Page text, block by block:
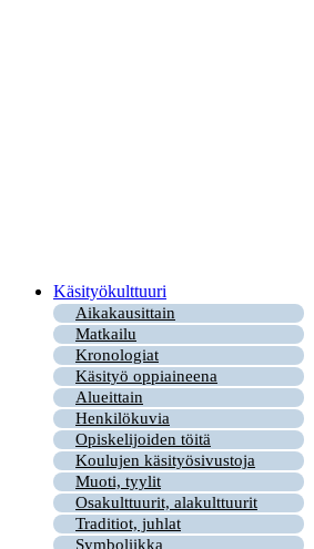
Käsityökulttuuri
Aikakausittain
Matkailu
Kronologiat
Käsityö oppiaineena
Alueittain
Henkilökuvia
Opiskelijoiden töitä
Koulujen käsityösivustoja
Muoti, tyylit
Osakulttuurit, alakulttuurit
Traditiot, juhlat
Symboliikka